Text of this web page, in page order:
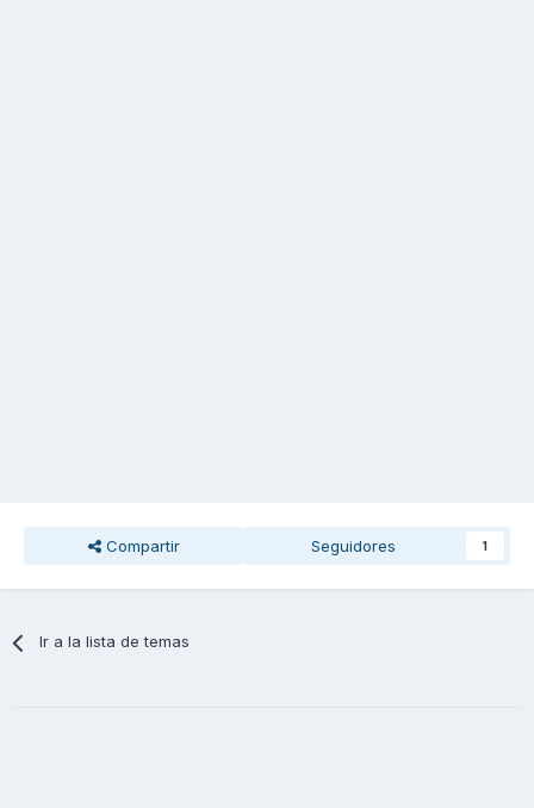
Compartir Seguidores 1
Ir a la lista de temas